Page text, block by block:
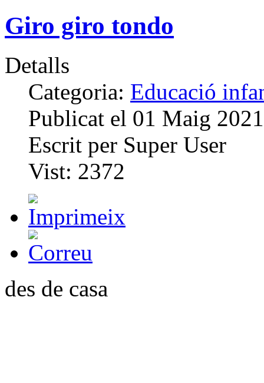
Giro giro tondo
Detalls
Categoria: Educació
Publicat el 01 Maig 2021
Escrit per Super User
Vist: 2372
des de casa